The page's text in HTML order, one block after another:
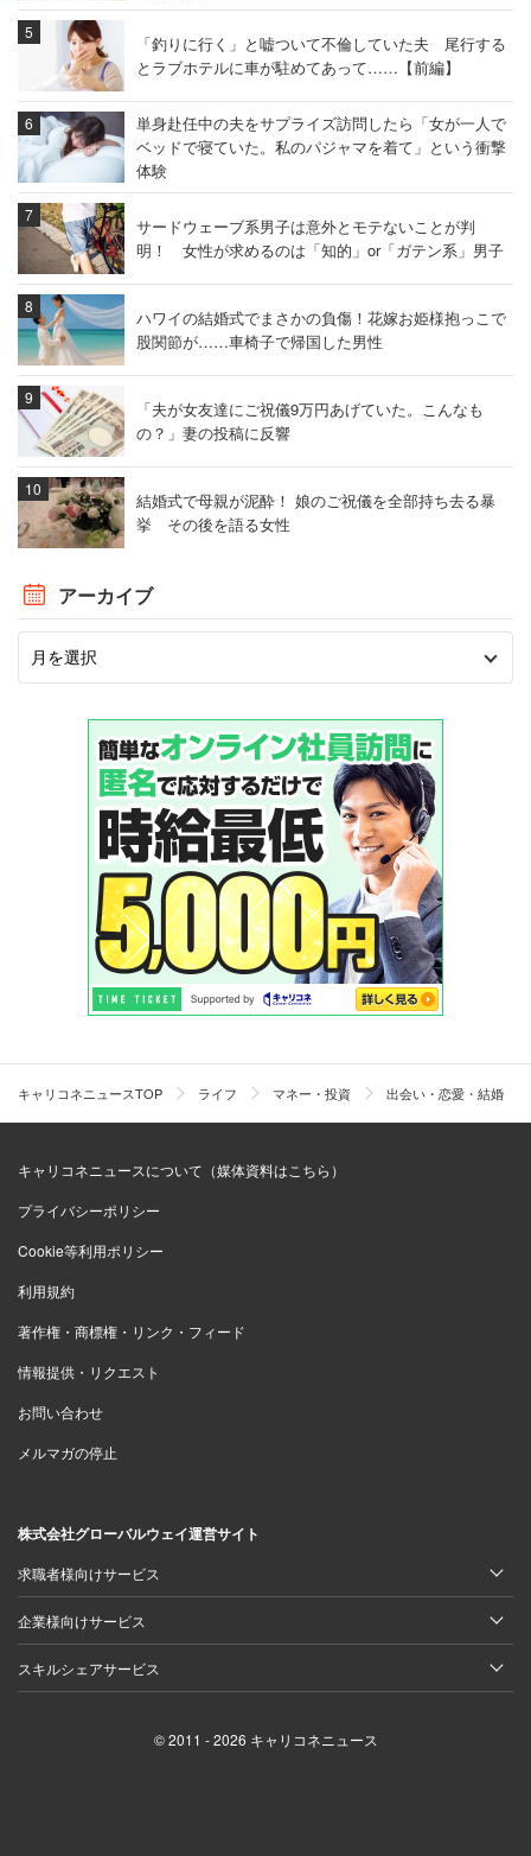
「釣りに行く」と嘘ついて不倫していた夫 尾行する
とラブホテルに車が駐めてあって……【前編】
単身赴任中の夫をサプライズ訪問したら「女が一人で
ベッドで寝ていた。私のパジャマを着て」という衝撃
体験
サードウェーブ系男子は意外とモテないことが判
明！ 女性が求めるのは「知的」or「ガテン系」男子
ハワイの結婚式でまさかの負傷！花嫁お姫様抱っこで
股関節が……車椅子で帰国した男性
「夫が女友達にご祝儀9万円あげていた。こんなも
の？」妻の投稿に反響
結婚式で母親が泥酔！ 娘のご祝儀を全部持ち去る暴
挙 その後を語る女性
アーカイブ
キャリコネニュースTOP ライフ マネー・投資 出会い・恋愛・結婚
キャリコネニュースについて（媒体資料はこちら）
プライバシーポリシー
Cookie等利用ポリシー
利用規約
著作権・商標権・リンク・フィード
情報提供・リクエスト
お問い合わせ
メルマガの停止
株式会社グローバルウェイ運営サイト
求職者様向けサービス
企業様向けサービス
スキルシェアサービス
© 2011 - 2026 キャリコネニュース